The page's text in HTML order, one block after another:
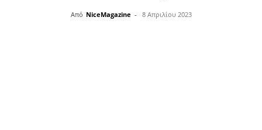
Από NiceMagazine - 8 Απριλίου 2023